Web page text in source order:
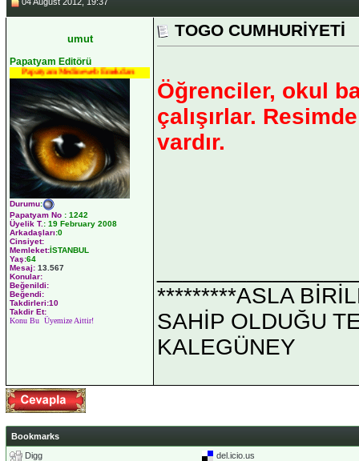
umut
Papatyam Editörü
Papatyam Medineweb Emekdarı
Durumu:
Papatyam No : 1242
Üyelik T.: 19 February 2008
Arkadaşları:0
Cinsiyet:
Memleket:İSTANBUL
Yaş:64
Mesaj: 13.567
Konular:
Beğenildi:
Beğendi:
Takdirleri:10
Takdir Et:
Konu Bu Üyemize Aittir!
TOGO CUMHURİYETİ
Öğrenciler, okul
çalışırlar.
vardır.
*********ASLA
SAHİP OLDUĞU
KALEGÜNEY
Bookmarks
Digg
del.icio.us